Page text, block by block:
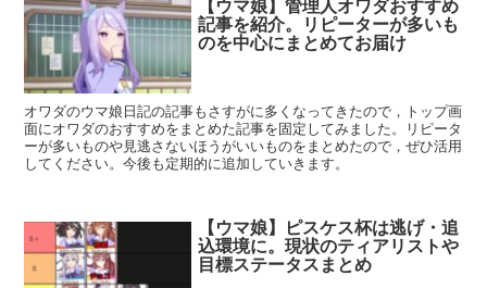
【ウマ娘】管理人オワダおすすめ
記事を紹介。リピーターが多いも
のを中心にまとめてお届け
オワダのウマ娘日記の記事もさすがに多くなってきたので，トップ画
面にオワダのおすすめをまとめた記事を固定してみました。リピータ
ーが多いものや見逃さないほうがいいものをまとめたので，ぜひ活用
してください。今後も定期的に追加していきます。
【ウマ娘】ピスケス杯は逃げ・追
込環境に。現状のティアリストや
目標ステータスまとめ